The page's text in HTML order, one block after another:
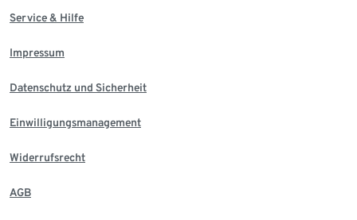
Service & Hilfe
Impressum
Datenschutz und Sicherheit
Einwilligungsmanagement
Widerrufsrecht
AGB